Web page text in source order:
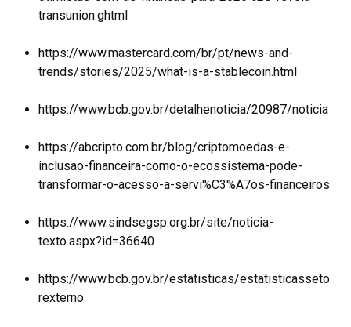
transunion.ghtml
https://www.mastercard.com/br/pt/news-and-
trends/stories/2025/what-is-a-stablecoin.html
https://www.bcb.gov.br/detalhenoticia/20987/noticia
https://abcripto.com.br/blog/criptomoedas-e-
inclusao-financeira-como-o-ecossistema-pode-
transformar-o-acesso-a-servi%C3%A7os-financeiros
https://www.sindsegsp.org.br/site/noticia-
texto.aspx?id=36640
https://www.bcb.gov.br/estatisticas/estatisticasseto
rexterno